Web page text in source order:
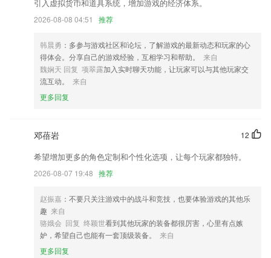
智能错题本等功能，进一步提高孩子的学习效果。
冰球突破app下载更新了什么?
修复了些bug
部分页面排版优化
新增 其它文件类型分类。
优化消息推送，提高送达率
优化APP性能，提高加载速度；
联系我们
商店进行打分评论，说出您的使用经历，以帮助我们更好的对产品进行优
引入虚拟货币和道具系统，增加游戏的经济体系。
2026-08-08 04:51 推荐
韩晨勇 ：多参与游戏社区和论坛，了解游戏的最新动态和玩家的心
得体会。分享自己的游戏经验，互相学习和帮助。
来自
魏娴天 回复 项翠露加入实时聊天功能，让玩家可以与其他玩家交
流互动。
来自
更多回复
12
邓蓓岩
希望增加更多的角色定制和个性化选项，让每个玩家都独特。
2026-08-07 19:48 推荐
赵振嘉 ：不要只关注游戏中的战斗和竞技，也要体验游戏的其他乐
趣 来自
骆娥会 回复 终颖世看到其他玩家的装备都很厉害，心里有点嫉
妒，希望自己也能有一套顶级装备。
来自
更多回复